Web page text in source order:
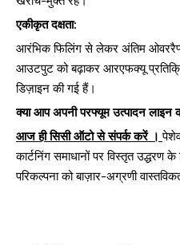
एकीकृत दक्षता:
आरंभिक फिलिंग से लेकर अंतिम
आउटपुट को बढ़ाकर आरएफक्यू
डिज़ाइन की गई हैं।
क्या आप अपनी परफ्यूम उत्पादन लाइन
आज ही सिसी ऑटो से संपर्क करें ।
कार्टनिंग समाधानों पर विस्तृत
परिकल्पना को बाज़ार-अग्रणी